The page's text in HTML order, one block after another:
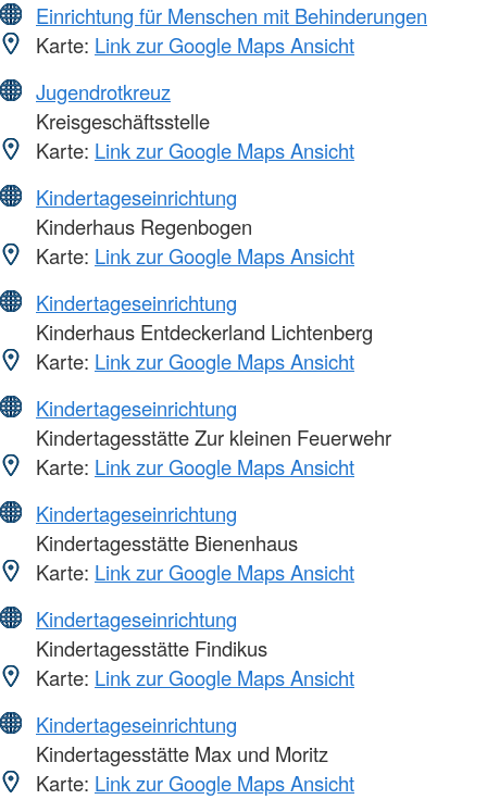
Einrichtung für Menschen mit Behinderungen
Karte: Link zur Google Maps Ansicht
Jugendrotkreuz
Kreisgeschäftsstelle
Karte: Link zur Google Maps Ansicht
Kindertageseinrichtung
Kinderhaus Regenbogen
Karte: Link zur Google Maps Ansicht
Kindertageseinrichtung
Kinderhaus Entdeckerland Lichtenberg
Karte: Link zur Google Maps Ansicht
Kindertageseinrichtung
Kindertagesstätte Zur kleinen Feuerwehr
Karte: Link zur Google Maps Ansicht
Kindertageseinrichtung
Kindertagesstätte Bienenhaus
Karte: Link zur Google Maps Ansicht
Kindertageseinrichtung
Kindertagesstätte Findikus
Karte: Link zur Google Maps Ansicht
Kindertageseinrichtung
Kindertagesstätte Max und Moritz
Karte: Link zur Google Maps Ansicht